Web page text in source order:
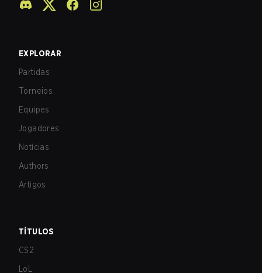
EXPLORAR
Partidas
Torneios
Equipes
Jogadores
Notícias
Authors
Artigos
TÍTULOS
CS2
LoL